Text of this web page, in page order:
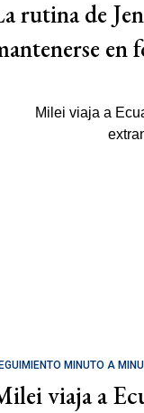
rutina de
en
MINUTO A
viaja a